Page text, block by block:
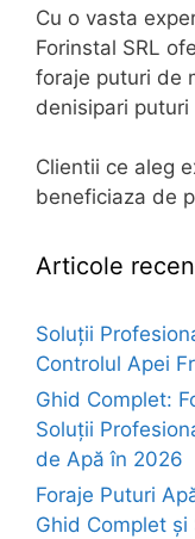
Cu o vasta
Forinstal SRL
foraje puturi de
denisipari
Clientii ce aleg
beneficiaza de
Articole
Soluții
Controlul Apei
Ghid Complet:
Soluții
de Apă în 2026
Foraje Puturi
Ghid Complet